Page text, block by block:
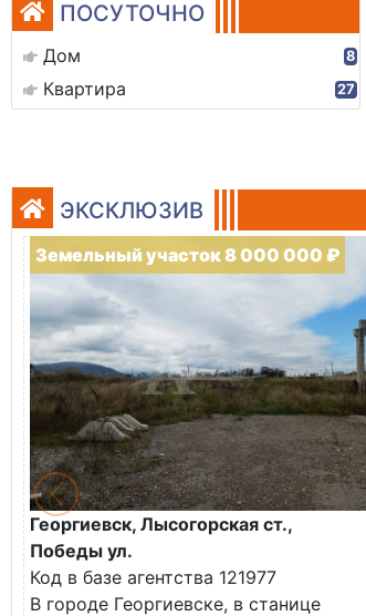
ПОСУТОЧНО
Дом 8
Квартира 27
ЭКСКЛЮЗИВ
Земельный участок 8 000 000 ₽
Георгиевск, Лысогорская ст.,
Победы ул.
Код в базе агентства 121977
В городе Георгиевске, в станице